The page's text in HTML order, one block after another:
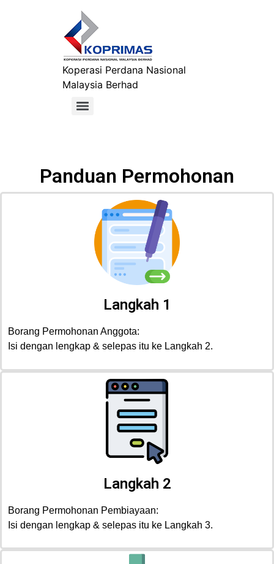
Koperasi Perdana Nasional
Malaysia Berhad
Panduan Permohonan
Langkah 1
Borang Permohonan Anggota:
Isi dengan lengkap & selepas itu ke Langkah 2.
Langkah 2
Borang Permohonan Pembiayaan:
Isi dengan lengkap & selepas itu ke Langkah 3.